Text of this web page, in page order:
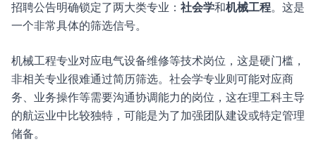
招聘公告明确锁定了两大类专业： 社会学和机械工程。这是
一个非常具体的筛选信号。
机械工程专业对应电气设备维修等技术岗位，这是硬门槛，
非相关专业很难通过简历筛选。社会学专业则可能对应商
务、业务操作等需要沟通协调能力的岗位，这在理工科主导
的航运业中比较独特，可能是为了加强团队建设或特定管理
储备。